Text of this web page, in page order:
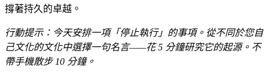
撐著持久的卓越。
行動提示：今天安排一項「停止執行」的事項。從不同於您自
己文化的文化中選擇一句名言——花 5 分鐘研究它的起源。不
帶手機散步 10 分鐘。